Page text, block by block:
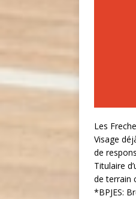
Les
Visage
de
Titulaire
de terrain
*BPJES: